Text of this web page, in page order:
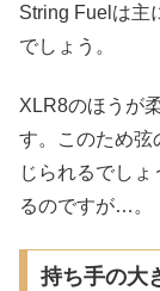
String Fuelは主
でしょう。
XLR8のほうが
す。このため弦
じられるでし
るのですが…。
持ち手の大